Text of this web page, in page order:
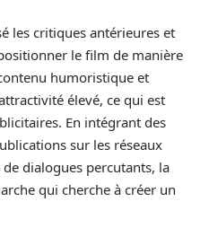
les critiques antérieures et
le film de manière
humoristique et
élevé, ce qui est
En intégrant des
sur les réseaux
dialogues percutants, la
qui cherche à créer un